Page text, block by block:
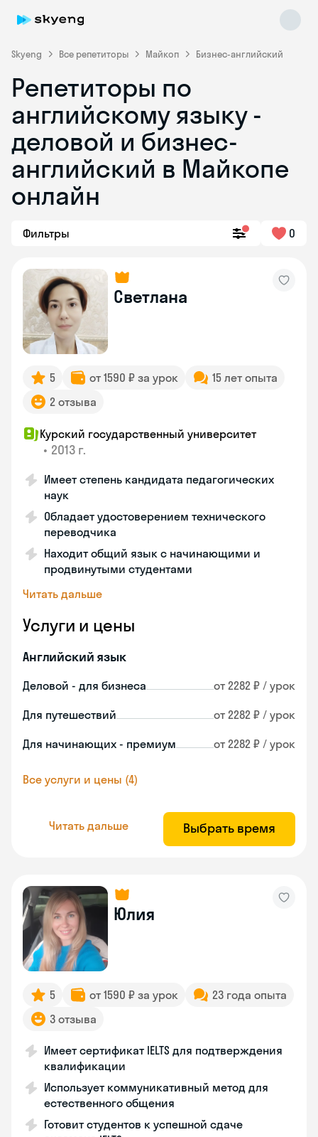
Skyeng Все репетиторы Майкоп Бизнес-английский
Репетиторы по
английскому языку -
деловой и бизнес-
английский в Майкопе
онлайн
Фильтры 0
Светлана
5 от 1590 ₽ за урок
15 лет опыта
2 отзыва
Курский государственный университет
• 2013 г.
Имеет степень кандидата педагогических
наук
Обладает удостоверением технического
переводчика
Находит общий язык с начинающими и
продвинутыми студентами
Читать дальше
Услуги и цены
Английский язык
Деловой - для бизнеса от 2282 ₽ / урок
Для путешествий от 2282 ₽ / урок
Для начинающих - премиум от 2282 ₽ / урок
Все услуги и цены (4)
Читать дальше Выбрать время
Юлия
5 от 1590 ₽ за урок
23 года опыта
3 отзыва
Имеет сертификат IELTS для подтверждения
квалификации
Использует коммуникативный метод для
естественного общения
Готовит студентов к успешной сдаче
Skyeng Chat
online